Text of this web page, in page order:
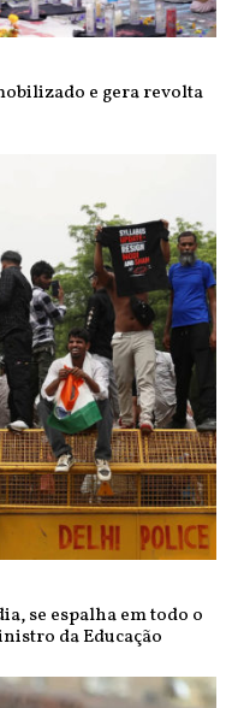
e gera revolta
se espalha em todo o
da Educação